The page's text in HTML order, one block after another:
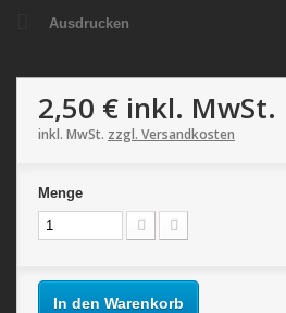
Ausdrucken
2,50 € inkl. MwSt.
inkl. MwSt. zzgl. Versandkosten
Menge
In den Warenkorb